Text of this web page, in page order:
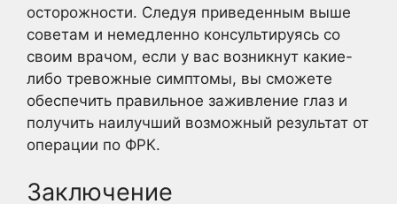
осторожности. Следуя приведенным выше
советам и немедленно консультируясь со
своим врачом, если у вас возникнут какие-
либо тревожные симптомы, вы сможете
обеспечить правильное заживление глаз и
получить наилучший возможный результат от
операции по ФРК.
Заключение